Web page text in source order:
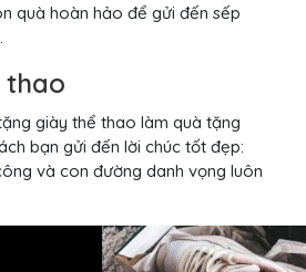
quà hoàn hảo để gửi đến sếp
thao
giày thể thao làm quà tặng
bạn gửi đến lời chúc tốt đẹp:
và con đường danh vọng luôn